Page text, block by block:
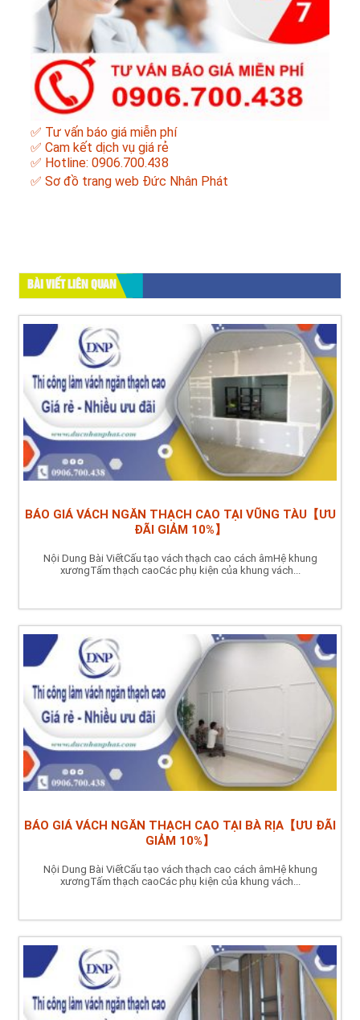
✅ Tư vấn báo giá miễn phí
✅ Cam kết dịch vụ giá rẻ
✅ Hotline: 0906.700.438
✅ Sơ đồ trang web Đức Nhân Phát
BÀI VIẾT LIÊN QUAN
BÁO GIÁ VÁCH NGĂN THẠCH CAO TẠI VŨNG TÀU【ƯU
ĐÃI GIẢM 10%】
Nội Dung Bài ViếtCấu tạo vách thạch cao cách âmHệ khung
xươngTấm thạch caoCác phụ kiện của khung vách...
BÁO GIÁ VÁCH NGĂN THẠCH CAO TẠI BÀ RỊA【ƯU ĐÃI
GIẢM 10%】
Nội Dung Bài ViếtCấu tạo vách thạch cao cách âmHệ khung
xươngTấm thạch caoCác phụ kiện của khung vách...